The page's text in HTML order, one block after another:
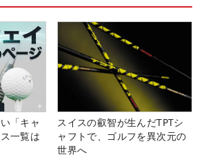
「キャ
一覧は
スイスの叡智が生んだTPTシ
ャフトで、ゴルフを異次元の
世界へ